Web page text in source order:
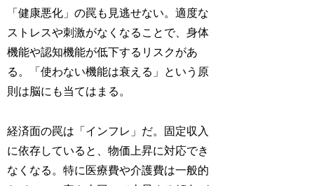
「健康悪化」の罠も見逃せない。適度な
ストレスや刺激がなくなることで、身体
機能や認知機能が低下するリスクがあ
る。「使わない機能は衰える」という原
則は脳にも当てはまる。
経済面の罠は「インフレ」だ。固定収入
に依存していると、物価上昇に対応でき
なくなる。特に医療費や介護費は一般的